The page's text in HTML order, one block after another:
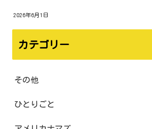
2026年6月1日
カテゴリー
その他
ひとりごと